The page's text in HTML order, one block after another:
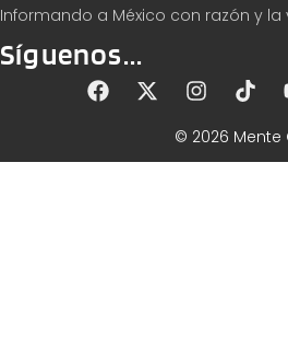
Informando a México con razón y la
Síguenos...
© 2026 Mente